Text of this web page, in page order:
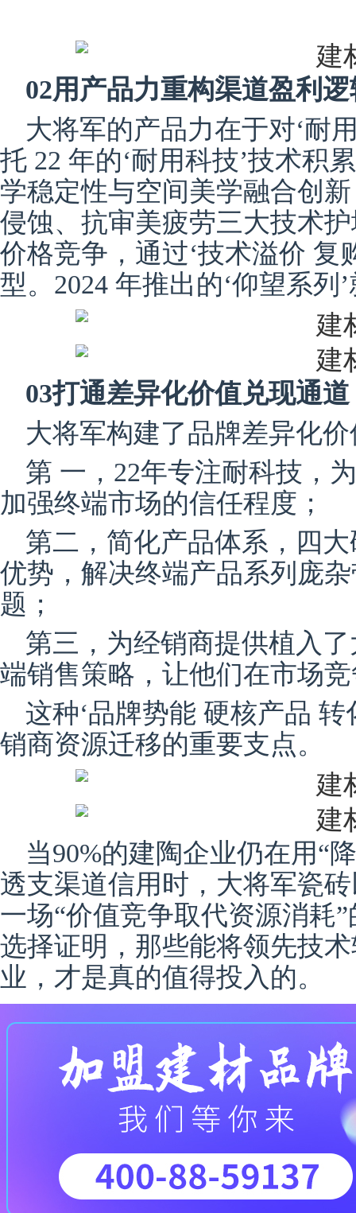
02用产品力重构渠道盈利逻
大将军的产品力在于对‘耐
托 22 年的‘耐用科技’技术积
学稳定性与空间美学融合创
侵蚀、抗审美疲劳三大技术
价格竞争，通过‘技术溢价 复
型。2024 年推出的‘仰望系列
03打通‌差异化价值兑现通道
大将军构建了品牌差异化
第 一，22年专注耐科技，
加强终端市场的信任程度；
第二，简化产品体系，四
优势，解决终端产品系列庞
题；
第三，为经销商提供植入
端销售策略，让他们在市场
这种‘品牌势能 硬核产品
销商资源迁移的重要支点。
当90%的建陶企业仍在用“
透支渠道信用时，大将军瓷
一场‌“价值竞争取代资源消耗
选择证明，那些能将领先技
业，才是真的值得投入的。